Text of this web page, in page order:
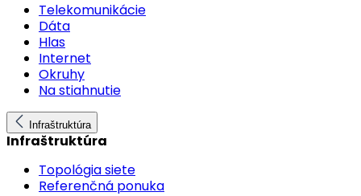
Telekomunikácie
Dáta
Hlas
Internet
Okruhy
Na stiahnutie
Infraštruktúra
Infraštruktúra
Topológia siete
Referenčná ponuka